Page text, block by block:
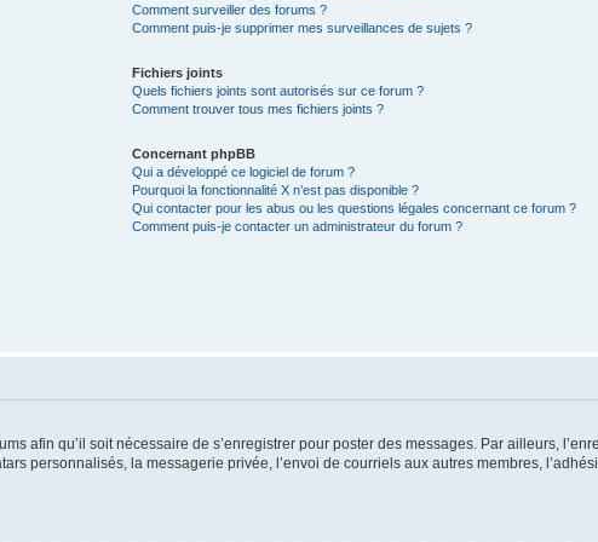
Comment surveiller des forums ?
Comment puis-je supprimer mes surveillances de sujets ?
Fichiers joints
Quels fichiers joints sont autorisés sur ce forum ?
Comment trouver tous mes fichiers joints ?
Concernant phpBB
Qui a développé ce logiciel de forum ?
Pourquoi la fonctionnalité X n’est pas disponible ?
Qui contacter pour les abus ou les questions légales concernant ce forum ?
Comment puis-je contacter un administrateur du forum ?
afin qu’il soit nécessaire de s’enregistrer pour poster des messages. Par ailleurs,
personnalisés, la messagerie privée, l’envoi de courriels aux autres membres,